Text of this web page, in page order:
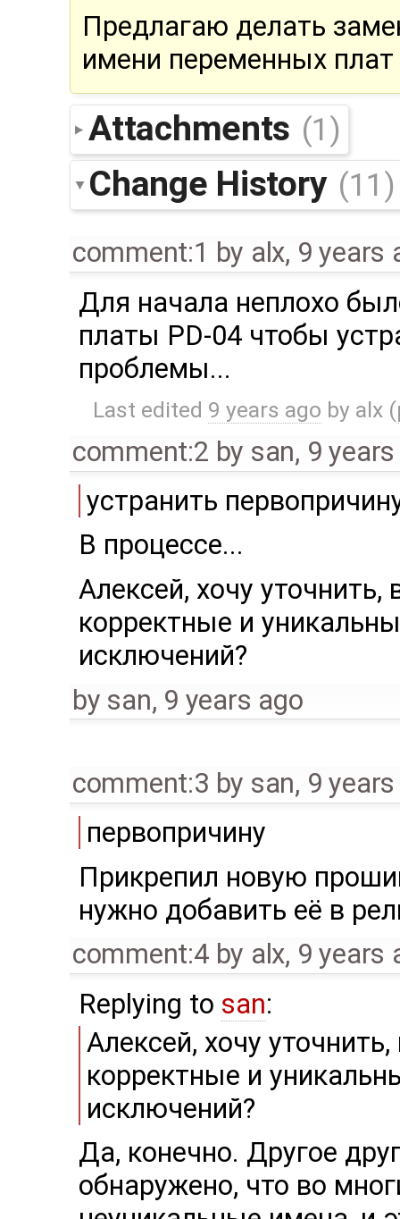
Предлагаю делать
имени переменных
Attachments (1)
Change History (11)
comment:1 by alx, 9 years
Для начала неплохо
платы PD-04 чтобы
проблемы...
Last edited 9 years ago by alx(
comment:2 by san, 9
устранить
В процессе...
Алексей, хочу
корректные и
исключений?
by san, 9 years ago
comment:3 by san, 9
первопричину
Прикрепил новую
нужно добавить её в
comment:4 by alx, 9 years
Replying to san:
Алексей, хочу
корректные и
исключений?
Да, конечно. Другое
обнаружено, что во